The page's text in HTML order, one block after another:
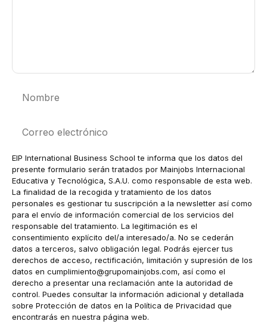
electrónico
EIP International Business School te informa que los datos del
presente formulario serán tratados por Mainjobs Internacional
Educativa y Tecnológica, S.A.U. como responsable de esta web.
La finalidad de la recogida y tratamiento de los datos
personales es gestionar tu suscripción a la newsletter así como
para el envío de información comercial de los servicios del
responsable del tratamiento. La legitimación es el
consentimiento explícito del/a interesado/a. No se cederán
datos a terceros, salvo obligación legal. Podrás ejercer tus
derechos de acceso, rectificación, limitación y supresión de los
datos en cumplimiento@grupomainjobs.com, así como el
derecho a presentar una reclamación ante la autoridad de
control. Puedes consultar la información adicional y detallada
sobre Protección de datos en la Política de Privacidad que
encontrarás en nuestra página web.